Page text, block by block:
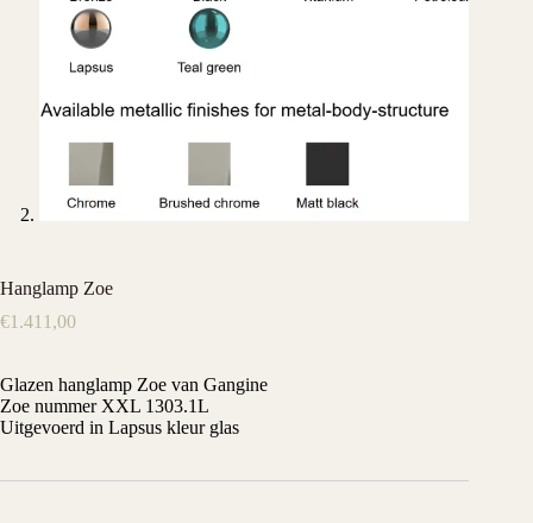
Hanglamp Zoe
€1.411,00
Glazen hanglamp Zoe van Gangine
Zoe nummer XXL 1303.1L
Uitgevoerd in Lapsus kleur glas